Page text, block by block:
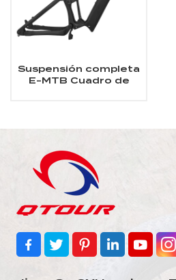
Suspensión completa
E-MTB Cuadro de
accionamiento medio